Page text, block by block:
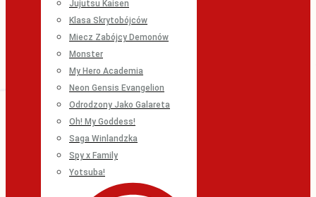
Jujutsu Kaisen
Klasa Skrytobójców
Miecz Zabójcy Demonów
Monster
My Hero Academia
Neon Gensis Evangelion
Odrodzony Jako Galareta
Oh! My Goddess!
Saga Winlandzka
Spy x Family
Yotsuba!